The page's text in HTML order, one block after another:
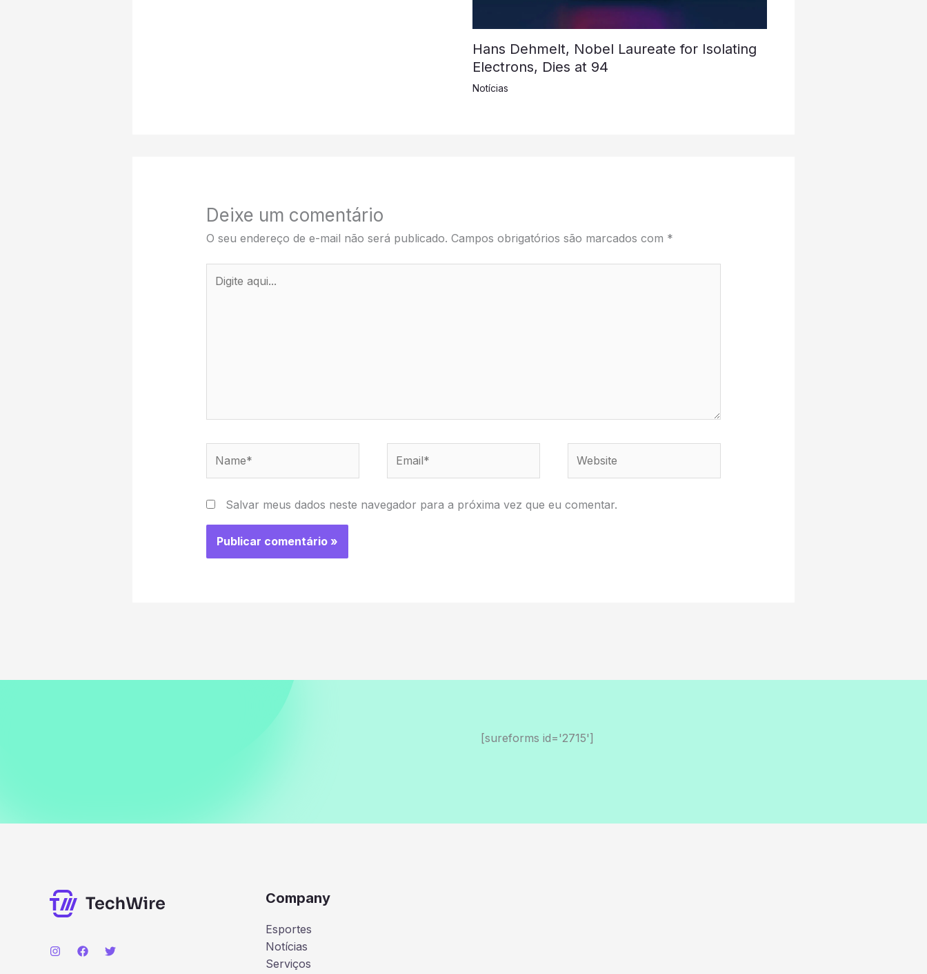
Hans Dehmelt, Nobel Laureate for Isolating
Electrons, Dies at 94
Notícias
Deixe um comentário
O seu endereço de e-mail não será publicado. Campos obrigatórios são marcados com *
aqui...
Salvar meus dados neste navegador para a próxima vez que eu comentar.
[sureforms id='2715']
Company
Esportes
Notícias
Serviços